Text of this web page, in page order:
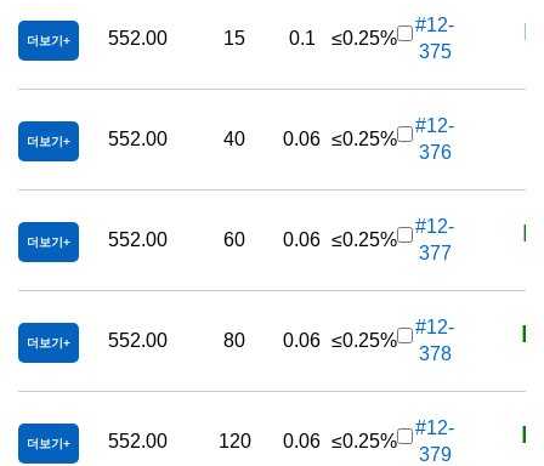
더보기 552.00 15 0.1 ≤0.25%
#12-
375
더보기 552.00 40 0.06 ≤0.25%
#12-
376
더보기 552.00 60 0.06 ≤0.25%
#12-
377
더보기 552.00 80 0.06 ≤0.25%
#12-
378
더보기 552.00 120 0.06 ≤0.25%
#12-
379